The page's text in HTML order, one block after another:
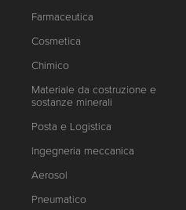
Farmaceutica
Cosmetica
Chimico
Materiale da costruzione e
sostanze minerali
Posta e Logistica
Ingegneria meccanica
Aerosol
Pneumatico